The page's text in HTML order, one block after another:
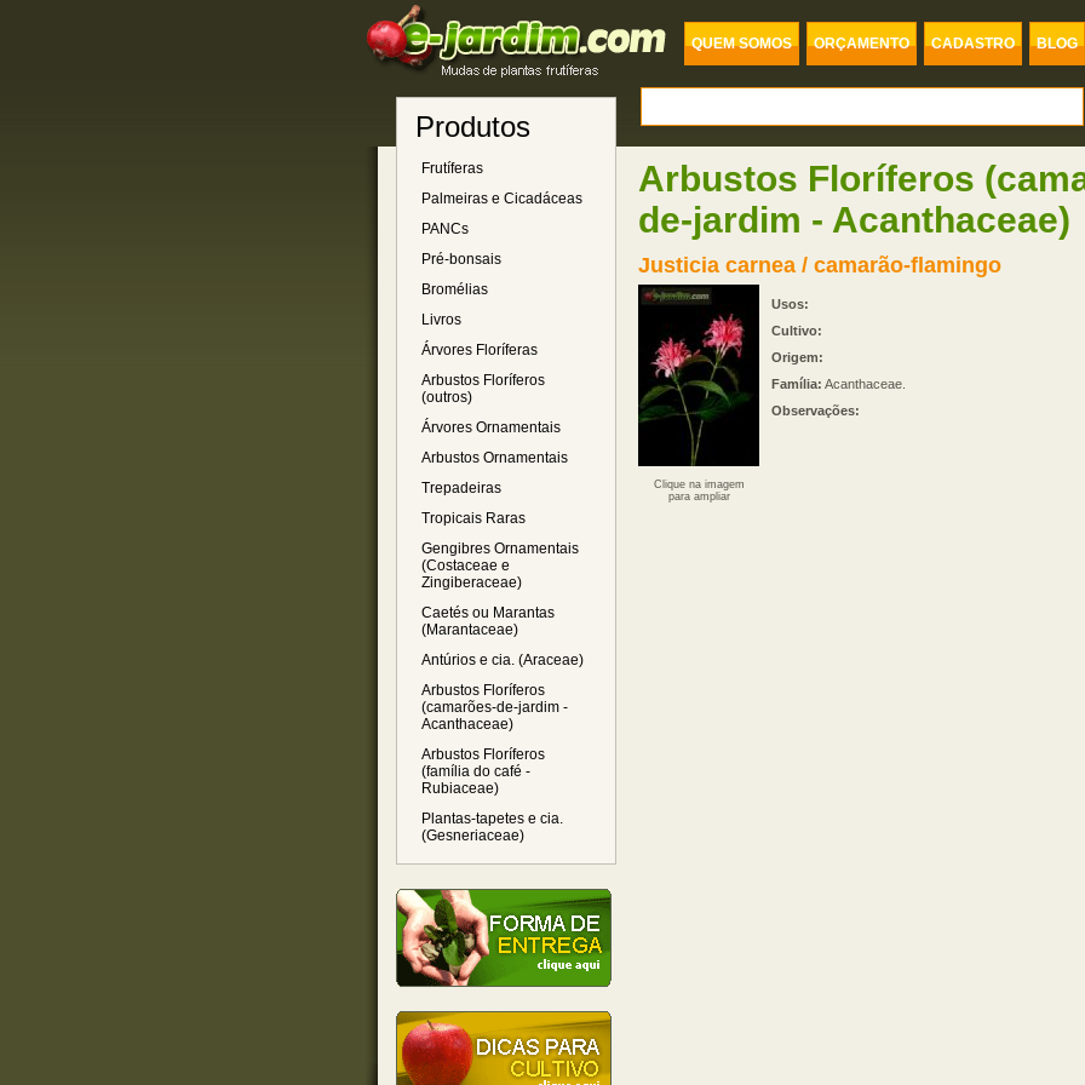
QUEM SOMOS ORÇAMENTO CADASTRO BLOG
Produtos
Frutíferas
Palmeiras e Cicadáceas
PANCs
Pré-bonsais
Bromélias
Livros
Árvores Floríferas
Arbustos Floríferos
(outros)
Árvores Ornamentais
Arbustos Ornamentais
Trepadeiras
Tropicais Raras
Gengibres Ornamentais
(Costaceae e
Zingiberaceae)
Caetés ou Marantas
(Marantaceae)
Antúrios e cia. (Araceae)
Arbustos Floríferos
(camarões-de-jardim -
Acanthaceae)
Arbustos Floríferos
(família do café -
Rubiaceae)
Plantas-tapetes e cia.
(Gesneriaceae)
Arbustos Floríferos
de-jardim - Acanthaceae)
Justicia carnea / camarão-flamingo
Clique na imagem
para ampliar
Usos:
Cultivo:
Origem:
Família: Acanthaceae.
Observações: